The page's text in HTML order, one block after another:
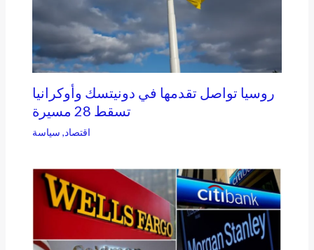
روسيا تواصل تقدمها في دونيتسك وأوكرانيا
تسقط 28 مسيرة
اقتصاد, سياسة